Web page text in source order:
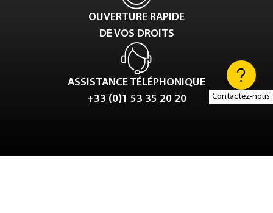
Contactez-nous
OUVERTURE RAPIDE
DE VOS DROITS
ASSISTANCE TÉLÉPHONIQUE
+33 (0)1 53 35 20 20